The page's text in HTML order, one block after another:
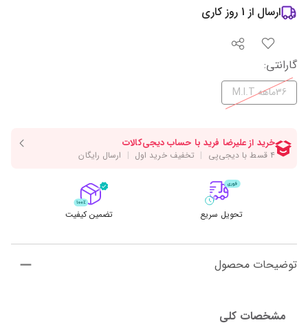
ارسال از 1 روز کاری
گارانتی:
36ماهه M.I.T
تحویل سریع تضمین کیفیت
توضیحات محصول
مشخصات کلی